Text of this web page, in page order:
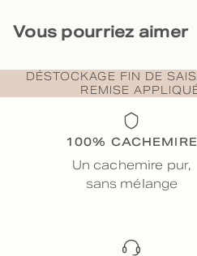
Vous pourriez aimer
DÉSTOCKAGE FIN DE
REMISE
100% CACHEMIRE
Un cachemire pur,
sans mélange